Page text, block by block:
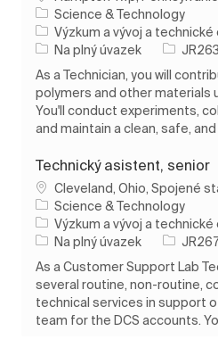
Science & Technology
Kategorie
Výzkum a vývoj a technické
Typ úlohy
Na plný úvazek ID úlohy
As a Technician, you will
polymers and other materials
You'll conduct experiments,
and maintain a clean, safe, and
Technický asistent, senior
Umístění
Cleveland, Ohio, Spojené
Science & Technology
Kategorie
Výzkum a vývoj a technické
Typ úlohy
Na plný úvazek ID úlohy
As a Customer Support Lab
several routine, non-routine,
technical services in support
team for the DCS accounts.